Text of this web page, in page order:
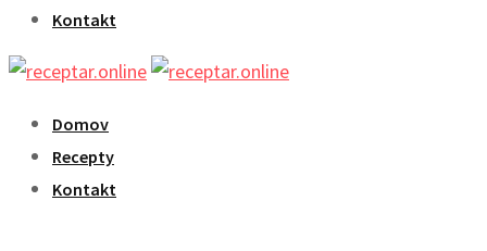
Kontakt
Domov
Recepty
Kontakt